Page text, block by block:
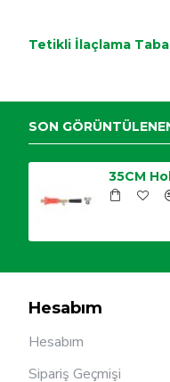
Tetikli İlaçlama
SON
Hesabım
Hesabım
Sipariş Geçmişi